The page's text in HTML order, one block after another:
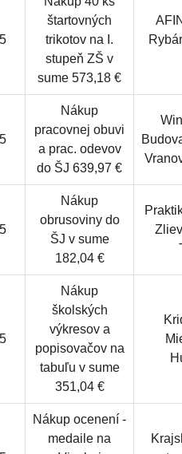
štartovných
trikotov na I.
stupeň ZŠ v
sume 573,18 €
Nákup
pracovnej obuvi
a prac. odevov
do ŠJ 639,97 €
Nákup
obrusoviny do
ŠJ v sume
182,04 €
Nákup
školských
výkresov a
popisovačov na
tabuľu v sume
351,04 €
Nákup ocenení -
medaile na